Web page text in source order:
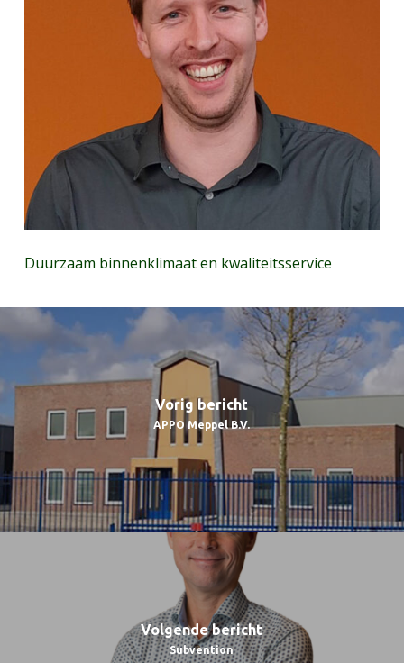
Duurzaam binnenklimaat en kwaliteitsservice
Vorig bericht
APPO Meppel B.V.
Volgende bericht
Subvention